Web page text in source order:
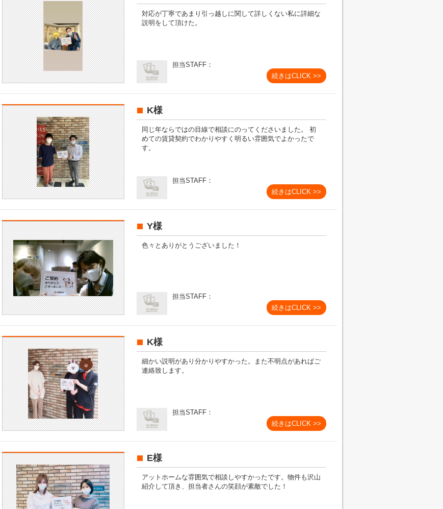
対応が丁寧であまり引っ越しに関して詳しくない私に詳細な
説明をして頂けた。
担当STAFF：
続きはCLICK >>
K様
同じ年ならではの目線で相談にのってくださいました。 初
めての賃貸契約でわかりやすく明るい雰囲気でよかったで
す。
担当STAFF：
続きはCLICK >>
Y様
色々とありがとうございました！
担当STAFF：
続きはCLICK >>
K様
細かい説明があり分かりやすかった。また不明点があればご
連絡致します。
担当STAFF：
続きはCLICK >>
E様
アットホームな雰囲気で相談しやすかったです。物件も沢山
紹介して頂き、担当者さんの笑顔が素敵でした！